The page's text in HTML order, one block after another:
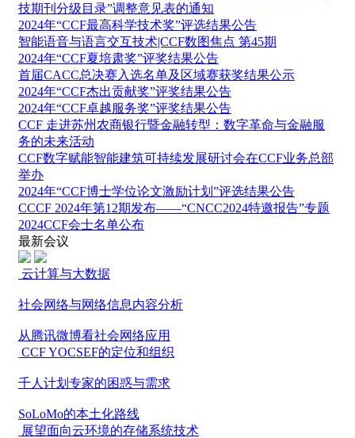
技期刊分级目录”调整意见表的通知
2024年“CCF最高科学技术奖”评选结果公告
智能语音与语言交互技术|CCF数图焦点 第45期
2024年“CCF夏培肃奖”评奖结果公告
首届CACC总决赛入选名单及区域赛获奖结果公示
2024年“CCF杰出贡献奖”评奖结果公告
2024年“CCF卓越服务奖”评奖结果公告
CCF 走进苏州农商银行暨金融转型：数字革命与金融服
务的未来活动
CCF数字赋能智能建筑可持续发展研讨会在CCF业务总部
举办
2024年“CCF博士学位论文激励计划”评选结果公告
CCCF 2024年第12期发布——“CNCC2024特邀报告”专题
2024CCF会士名单公布
最新会议
云计算与大数据
社会网络与网络信息内容分析
从腾讯微博看社会网络应用
CCF YOCSEF的定位和组织
千人计划专家的困惑与需求
SoLoMo的本土化路线
展望面向云环境的存储系统技术